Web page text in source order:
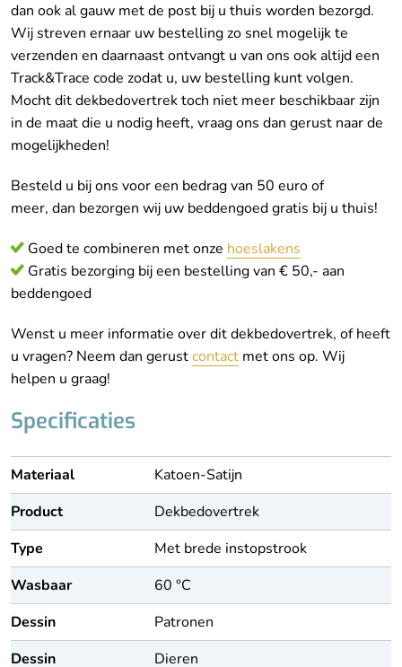
dan ook al gauw met de post bij u thuis worden bezorgd.
Wij streven ernaar uw bestelling zo snel mogelijk te
verzenden en daarnaast ontvangt u van ons ook altijd een
Track&Trace code zodat u, uw bestelling kunt volgen.
Mocht dit dekbedovertrek toch niet meer beschikbaar zijn
in de maat die u nodig heeft, vraag ons dan gerust naar de
mogelijkheden!
Besteld u bij ons voor een bedrag van 50 euro of
meer, dan bezorgen wij uw beddengoed gratis bij u thuis!
Goed te combineren met onze hoeslakens
Gratis bezorging bij een bestelling van € 50,- aan
beddengoed
Wenst u meer informatie over dit dekbedovertrek, of heeft
u vragen? Neem dan gerustcontact met ons op. Wij
helpen u graag!
Specificaties
Materiaal
Katoen-Satijn
Product
Dekbedovertrek
Type
Met brede instopstrook
Wasbaar
60 °C
Dessin
Patronen
Dessin
Dieren